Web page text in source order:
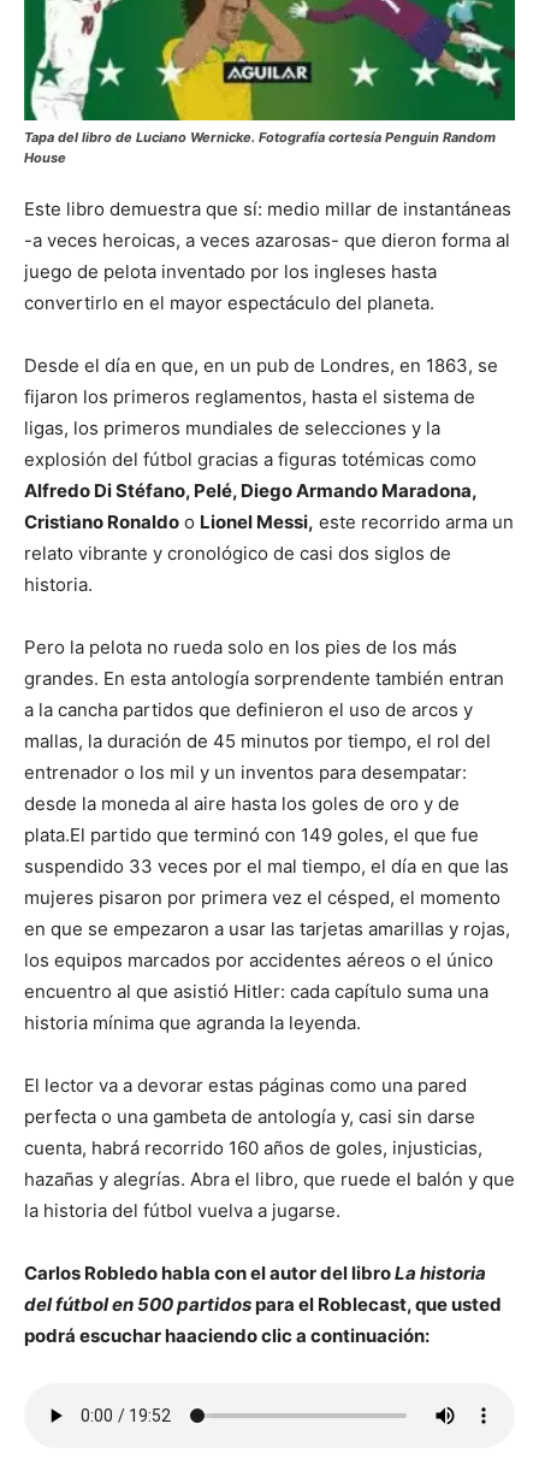
Tapa del libro de Luciano Wernicke. Fotografía cortesía Penguin Random
House
Este libro demuestra que sí: medio millar de instantáneas
-a veces heroicas, a veces azarosas- que dieron forma al
juego de pelota inventado por los ingleses hasta
convertirlo en el mayor espectáculo del planeta.
Desde el día en que, en un pub de Londres, en 1863, se
fijaron los primeros reglamentos, hasta el sistema de
ligas, los primeros mundiales de selecciones y la
explosión del fútbol gracias a figuras totémicas como
Alfredo Di Stéfano, Pelé, Diego Armando Maradona,
Cristiano Ronaldo o Lionel Messi, este recorrido arma un
relato vibrante y cronológico de casi dos siglos de
historia.
Pero la pelota no rueda solo en los pies de los más
grandes. En esta antología sorprendente también entran
a la cancha partidos que definieron el uso de arcos y
mallas, la duración de 45 minutos por tiempo, el rol del
entrenador o los mil y un inventos para desempatar:
desde la moneda al aire hasta los goles de oro y de
plata.El partido que terminó con 149 goles, el que fue
suspendido 33 veces por el mal tiempo, el día en que las
mujeres pisaron por primera vez el césped, el momento
en que se empezaron a usar las tarjetas amarillas y rojas,
los equipos marcados por accidentes aéreos o el único
encuentro al que asistió Hitler: cada capítulo suma una
historia mínima que agranda la leyenda.
El lector va a devorar estas páginas como una pared
perfecta o una gambeta de antología y, casi sin darse
cuenta, habrá recorrido 160 años de goles, injusticias,
hazañas y alegrías. Abra el libro, que ruede el balón y que
la historia del fútbol vuelva a jugarse.
Carlos Robledo habla con el autor del libroLa historia
del fútbol en 500 partidospara el Roblecast, que usted
podrá escuchar haaciendo clic a continuación: